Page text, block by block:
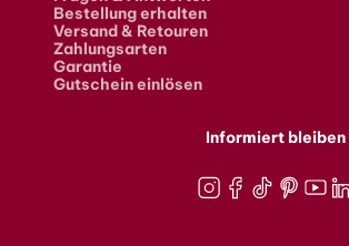
Bestellung erhalten
Versand & Retouren
Zahlungsarten
Garantie
Gutschein einlösen
Informiert bleiben